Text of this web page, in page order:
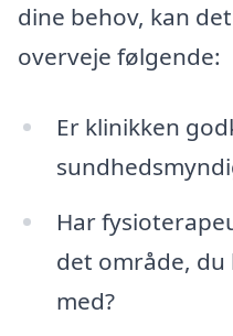
dine behov, kan
overveje følgende:
Er klinikken
Har
det område,
med?